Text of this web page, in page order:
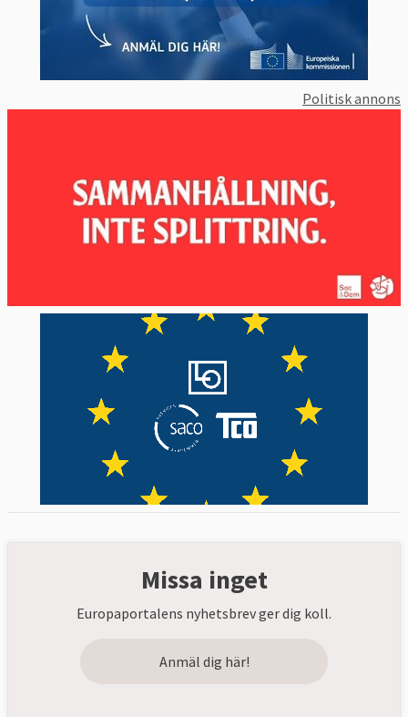
Politisk annons
Missa inget
Europaportalens nyhetsbrev ger dig koll.
Anmäl dig här!